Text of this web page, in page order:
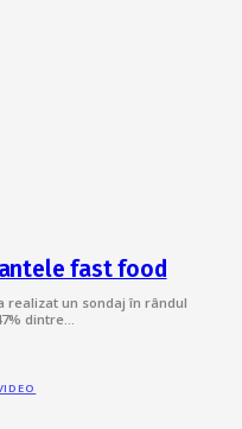
fast food
realizat un sondaj în rândul
dintre…